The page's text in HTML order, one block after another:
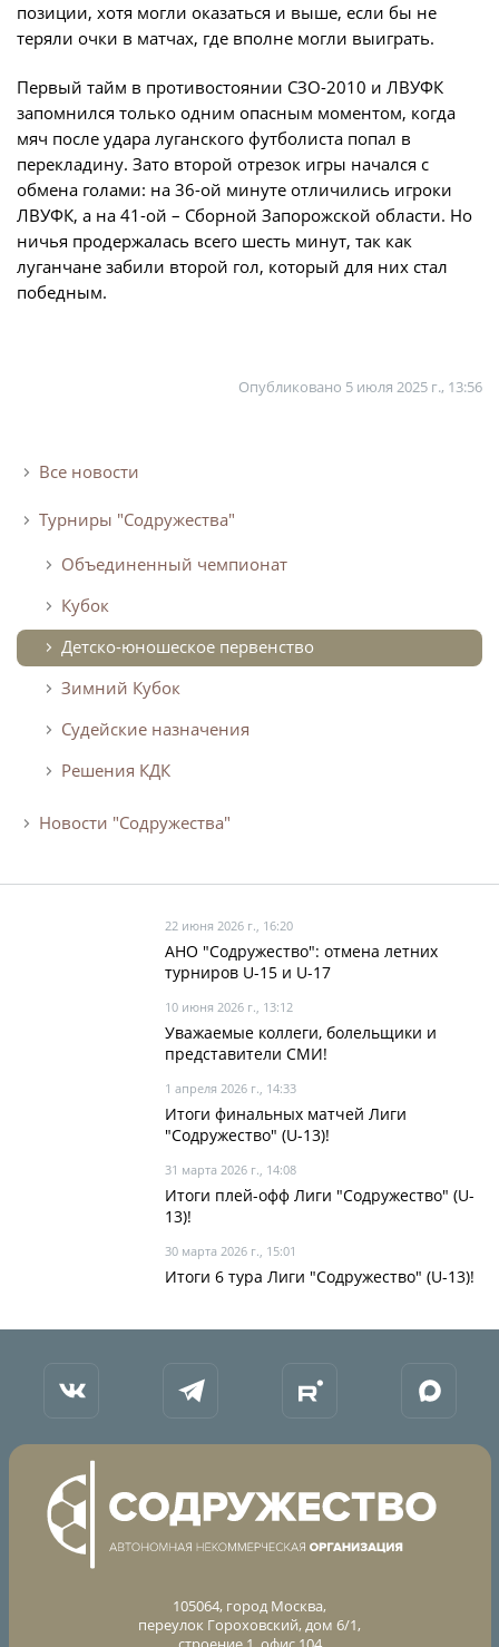
Опубликовано 5 июля 2025 г., 13:56
Все новости
Турниры "Содружества"
Объединенный чемпионат
Кубок
Детско-юношеское первенство
Зимний Кубок
Судейские назначения
Решения КДК
Новости "Содружества"
позиции, хотя могли оказаться и выше, если бы не
теряли очки в матчах, где вполне могли выиграть.
Первый тайм в противостоянии СЗО-2010 и ЛВУФК
запомнился только одним опасным моментом, когда
мяч после удара луганского футболиста попал в
перекладину. Зато второй отрезок игры начался с
обмена голами: на 36-ой минуте отличились игроки
ЛВУФК, а на 41-ой – Сборной Запорожской области. Но
ничья продержалась всего шесть минут, так как
луганчане забили второй гол, который для них стал
победным.
22 июня 2026 г., 16:20
АНО "Содружество": отмена летних
турниров U-15 и U-17
10 июня 2026 г., 13:12
Уважаемые коллеги, болельщики и
представители СМИ!
1 апреля 2026 г., 14:33
Итоги финальных матчей Лиги
"Содружество" (U-13)!
31 марта 2026 г., 14:08
Итоги плей-офф Лиги "Содружество" (U-
13)!
30 марта 2026 г., 15:01
Итоги 6 тура Лиги "Содружество" (U-13)!
105064, город Москва,
переулок Гороховский, дом 6/1,